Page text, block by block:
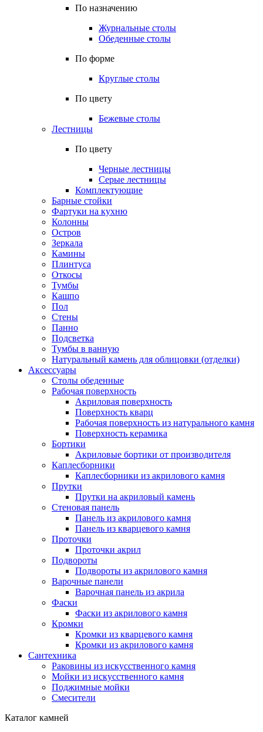
По назначению
Журнальные столы
Обеденные столы
По форме
Круглые столы
По цвету
Бежевые столы
Лестницы
По цвету
Черные лестницы
Серые лестницы
Комплектующие
Барные стойки
Фартуки на кухню
Колонны
Остров
Зеркала
Камины
Плинтуса
Откосы
Тумбы
Кашпо
Пол
Стены
Панно
Подсветка
Тумбы в ванную
Натуральный камень для облицовки (отделки)
Аксессуары
Столы обеденные
Рабочая поверхность
Акриловая поверхность
Поверхность кварц
Рабочая поверхность из натурального камня
Поверхность керамика
Бортики
Акриловые бортики от производителя
Каплесборники
Каплесборники из акрилового камня
Прутки
Прутки на акриловый камень
Стеновая панель
Панель из акрилового камня
Панель из кварцевого камня
Проточки
Проточки акрил
Подвороты
Подвороты из акрилового камня
Варочные панели
Варочная панель из акрила
Фаски
Фаски из акрилового камня
Кромки
Кромки из кварцевого камня
Кромки из акрилового камня
Сантехника
Раковины из искусственного камня
Мойки из искусственного камня
Поджимные мойки
Смесители
Каталог камней